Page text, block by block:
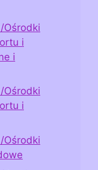
Ośrodki
i
i
Ośrodki
i
Ośrodki